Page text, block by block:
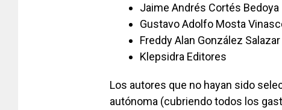
Jaime Andrés Cortés Bedoya
Gustavo Adolfo Mosta
Freddy Alan González Salazar
Klepsidra Editores
Los autores que no hayan sido
autónoma (cubriendo todos los